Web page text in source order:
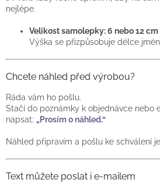
nejlépe.
Velikost samolepky: 6 nebo 12 cm
Výška se přizpůsobuje délce
Chcete náhled před výrobou?
Ráda vám ho pošlu.
Stačí do poznámky k objednávce nebo
napsat: „Prosím o náhled.“
Náhled připravím a pošlu ke schválení
Text můžete poslat i e-mailem